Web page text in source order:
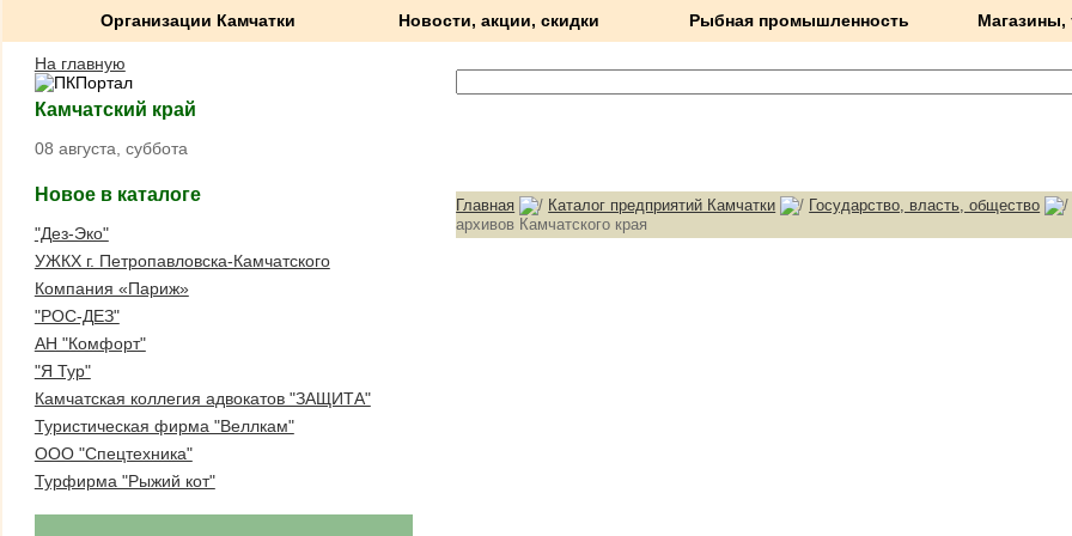
Организации Камчатки Новости, акции, скидки Рыбная промышленность Магазины,
На главную
Камчатский край
08 августа, суббота
Новое в каталоге
"Дез-Эко"
УЖКХ г. Петропавловска-Камчатского
Компания «Париж»
"РОС-ДЕЗ"
АН "Комфорт"
"Я Тур"
Камчатская коллегия адвокатов "ЗАЩИТА"
Туристическая фирма "Веллкам"
ООО "Спецтехника"
Турфирма "Рыжий кот"
Главная Каталог предприятий Камчатки Государство, власть, общество
архивов Камчатского края